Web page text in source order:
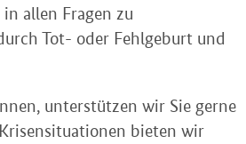
allen Fragen zu
Tot- oder Fehlgeburt und
unterstützen wir Sie gerne
bieten wir